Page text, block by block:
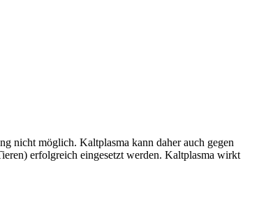
nicht möglich. Kaltplasma kann daher auch gegen
erfolgreich eingesetzt werden. Kaltplasma wirkt